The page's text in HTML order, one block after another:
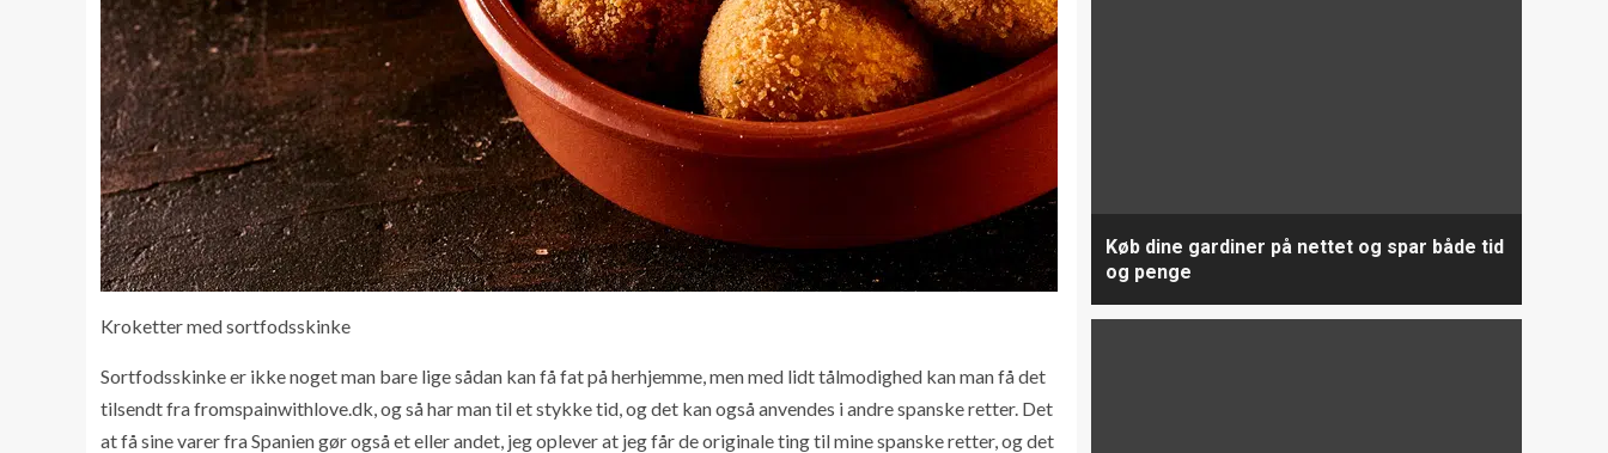
Kroketter med sortfodsskinke
Sortfodsskinke er ikke noget man bare lige sådan kan få fat på herhjemme, men med lidt tålmodighed kan man få det
tilsendt fra fromspainwithlove.dk, og så har man til et stykke tid, og det kan også anvendes i andre spanske retter. Det
at få sine varer fra Spanien gør også et eller andet, jeg oplever at jeg får de originale ting til mine spanske retter, og det
Køb dine gardiner på nettet og spar både tid
og penge